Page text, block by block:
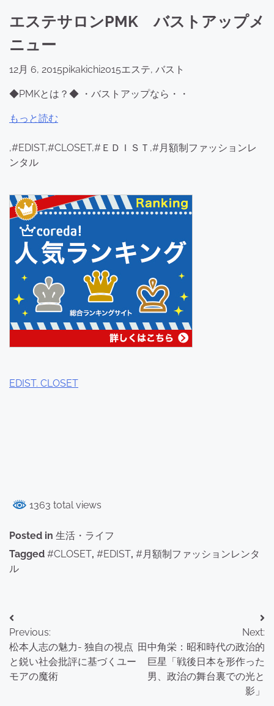
エステサロンPMK バストアップメ
ニュー
12月 6, 2015pikakichi2015エステ, バスト
◆PMKとは？◆ ・バストアップなら・・
もっと読む
,#EDIST,#CLOSET,#ＥＤＩＳＴ,#月額制ファッションレ
ンタル
EDIST. CLOSET
1363 total views
Posted in 生活・ライフ
Tagged #CLOSET, #EDIST, #月額制ファッションレンタ
ル
投
稿
ナ
ビ
Previous:
松本人志の魅力- 独自の視点
と鋭い社会批評に基づくユー
モアの魔術
Next:
田中角栄：昭和時代の政治的
巨星「戦後日本を形作った
男、政治の舞台裏での光と
影」